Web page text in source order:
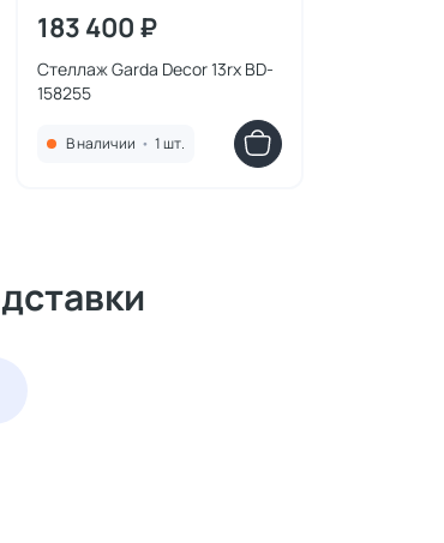
183 400 ₽
Стеллаж Garda Decor 13rx BD-
158255
В наличии • 1 шт.